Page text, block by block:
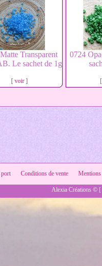
Transparent
Le sachet de 1g
[ voir ]
0724
Conditions de vente Mentions
Alexia Créations ©